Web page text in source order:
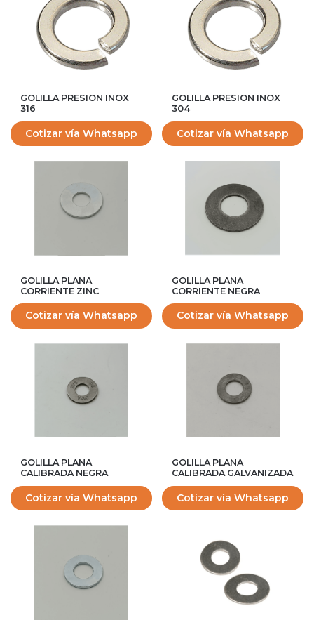
GOLILLA PRESION INOX
316
Cotizar vía Whatsapp
GOLILLA PRESION INOX
304
Cotizar vía Whatsapp
GOLILLA PLANA
CORRIENTE ZINC
Cotizar vía Whatsapp
GOLILLA PLANA
CORRIENTE NEGRA
Cotizar vía Whatsapp
GOLILLA PLANA
CALIBRADA NEGRA
Cotizar vía Whatsapp
GOLILLA PLANA
CALIBRADA GALVANIZADA
Cotizar vía Whatsapp